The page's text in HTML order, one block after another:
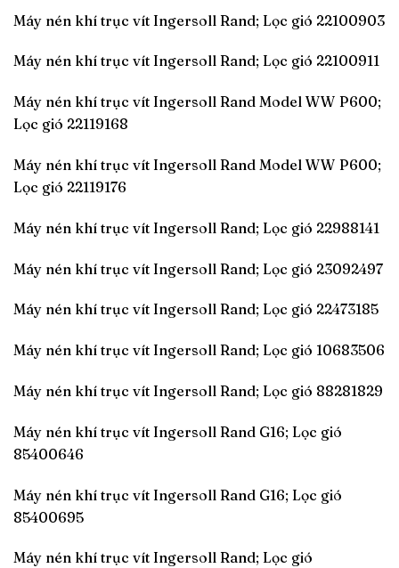
Máy nén khí trục vít Ingersoll Rand; Lọc gió 22100903
Máy nén khí trục vít Ingersoll Rand; Lọc gió 22100911
Máy nén khí trục vít Ingersoll Rand Model WW P600;
Lọc gió 22119168
Máy nén khí trục vít Ingersoll Rand Model WW P600;
Lọc gió 22119176
Máy nén khí trục vít Ingersoll Rand; Lọc gió 22988141
Máy nén khí trục vít Ingersoll Rand; Lọc gió 23092497
Máy nén khí trục vít Ingersoll Rand; Lọc gió 22473185
Máy nén khí trục vít Ingersoll Rand; Lọc gió 10683506
Máy nén khí trục vít Ingersoll Rand; Lọc gió 88281829
Máy nén khí trục vít Ingersoll Rand G16; Lọc gió
85400646
Máy nén khí trục vít Ingersoll Rand G16; Lọc gió
85400695
Máy nén khí trục vít Ingersoll Rand; Lọc gió